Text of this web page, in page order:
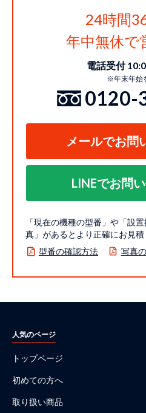
24時間
年中無休で
電話受付
※年末年始
0120-
メールでお問
LINEでお問
「現在の機種の型番」や「設
真」があるとより正確にお見積
型番の確認方法
写真
人気のページ
トップページ
初めての方へ
取り扱い商品